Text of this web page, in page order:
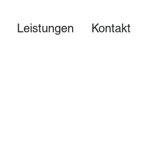
Leistungen Kontakt